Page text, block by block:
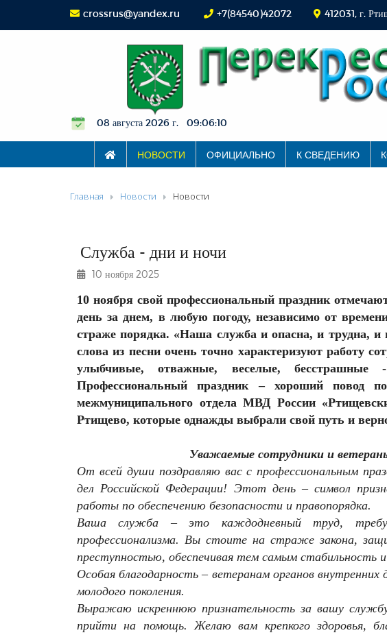
crossrus@yandex.ru +7(84540)42072 412031, г.
08 августа 2026 г. 09:06:11
НОВОСТИ ОФИЦИАЛЬНО К СВЕДЕНИЮ
Главная Новости Новости
Служба - дни и ночи
10 ноября 2025
10 ноября свой профессиональный праздник
день за днем, в любую погоду, независимо от
страже порядка. «Наша служба и опасна, и трудна,
слова из песни очень точно характеризуют работу
улыбчивые, отважные, веселые,
Профессиональный праздник – хороший повод
межмуниципального отдела МВД России
Ртищево, которые однажды выбрали свой путь и
Уважаемые сотрудники и
От всей души поздравляю вас с профессиональным
дел Российской Федерации! Этот день – символ
работы по обеспечению безопасности и правопорядка.
Ваша служба – это каждодневный труд,
профессионализма. Вы стоите на страже закона,
преступностью, обеспечивая тем самым стабильность
Особая благодарность – ветеранам органов
молодого поколения.
Выражаю искреннюю признательность за вашу
прийти на помощь. Желаю вам крепкого здоровья,